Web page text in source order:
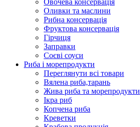
Овочева консервація
Оливки та маслини
Рибна консервація
Фруктова консервація
Гірчиця
Заправки
Соєві соуси
Риба і морепродукти
Переглянути всі товари
Вялена риба,тарань
Жива риба та морепродукти
Ікра риб
Копчена риба
Крeветки